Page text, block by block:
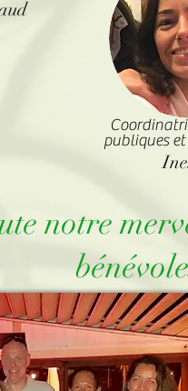
publiques
notre